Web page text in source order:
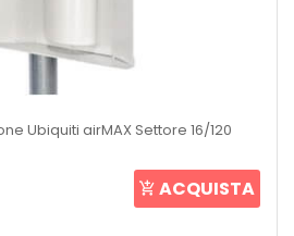
Ubiquiti airMAX Settore 16/120
ACQUISTA